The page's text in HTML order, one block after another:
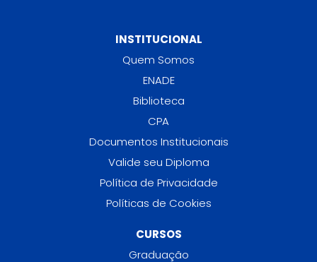
INSTITUCIONAL
Quem Somos
ENADE
Biblioteca
CPA
Documentos Institucionais
Valide seu Diploma
Política de Privacidade
Políticas de Cookies
CURSOS
Graduação